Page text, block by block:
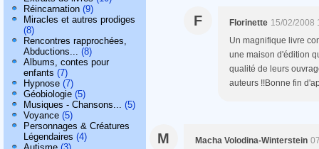
Réincarnation (9)
Miracles et autres prodiges
(8)
Rencontres rapprochées,
Abductions... (8)
Albums, contes pour
enfants (7)
Hypnose (7)
Géobiologie (5)
Musiques - Chansons... (5)
Voyance (5)
Personnages & Créatures
Légendaires (4)
F Florinette 15/02/2008
Un magnifique livre
une maison d'édition
qualité de leurs
auteurs !!Bonne fin
M Macha Volodina-Winterstein